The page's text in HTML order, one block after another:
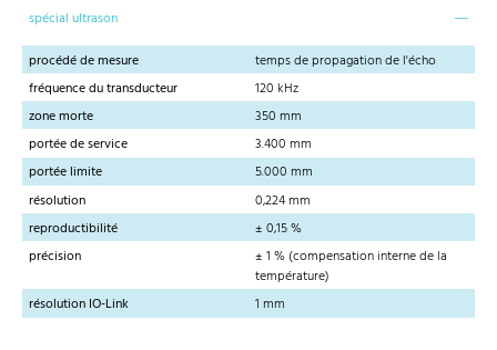
spécial ultrason
procédé de mesure
temps de propagation de l'écho
fréquence du transducteur
120 kHz
zone morte
350 mm
portée de service
3.400 mm
portée limite
5.000 mm
résolution
0,224 mm
reproductibilité
± 0,15 %
précision
± 1 % (compensation interne de la
température)
résolution IO-Link
1 mm